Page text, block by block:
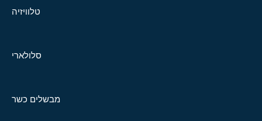
טלוויזיה
סלולארי
מבשלים כשר